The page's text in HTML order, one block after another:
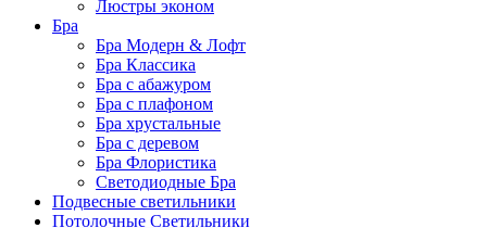
Люстры эконом
Бра
Бра Модерн & Лофт
Бра Классика
Бра с абажуром
Бра с плафоном
Бра хрустальные
Бра с деревом
Бра Флористика
Светодиодные Бра
Подвесные светильники
Потолочные Светильники